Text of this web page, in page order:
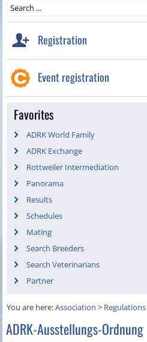
Registration
Event registration
Favorites
ADRK World Family
ADRK Exchange
Rottweiler Intermediation
Panorama
Results
Schedules
Mating
Search Breeders
Search Veterinarians
Partner
You are here:Association > Regulations
ADRK-Ausstellungs-Ordnung